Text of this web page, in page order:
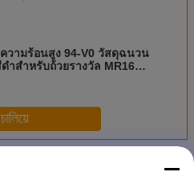
วามร้อนสูง 94-V0 วัสดุฉนวน
ำสำหรับถ้วยรางวัล MR16
চালিয়ে